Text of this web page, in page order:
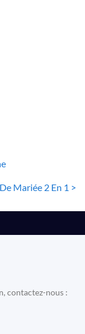
Mariée 2 En 1 >
contactez-nous :